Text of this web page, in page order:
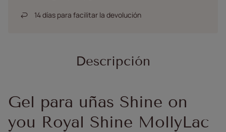
14días para facilitar la devolución
Descripción
Gel para uñas Shine on
you Royal Shine MollyLac